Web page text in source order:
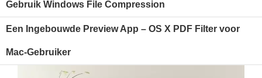
Gebruik Windows File Compression
Een Ingebouwde Preview App – OS X PDF Filter voor
Mac-Gebruiker
Laatst bijgewerkt op 26-04-2019 door Koen Glazer